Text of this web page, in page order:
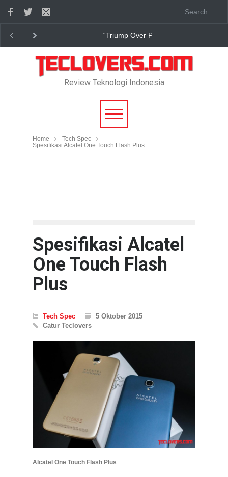
“Triump Over Pain” sudah hadir
Review Teknologi Indonesia
Home
Tech Spec
Spesifikasi Alcatel One Touch Flash Plus
Spesifikasi Alcatel
One Touch Flash
Plus
Tech Spec
5 Oktober 2015
Catur Teclovers
Alcatel One Touch Flash Plus